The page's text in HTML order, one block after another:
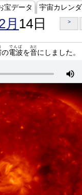
宝データ 宇宙カレン
月 14日 >
の電波
でんぱ
を音
おと
にしました。